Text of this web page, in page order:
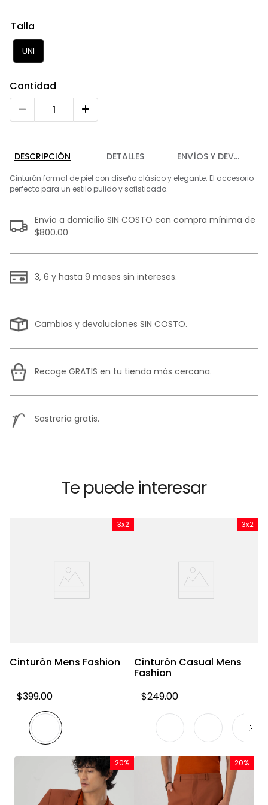
Talla
UNI
Cantidad
DESCRIPCIÓN DETALLES ENVÍOS Y
Cinturón formal de piel con diseño clásico y elegante. El accesorio
perfecto para un estilo pulido y sofisticado.
Envío a domicilio SIN COSTO con compra mínima de
$800.00
3, 6 y hasta 9 meses sin intereses.
Cambios y devoluciones SIN COSTO.
Recoge GRATIS en tu tienda más cercana.
Sastrería gratis.
Te puede interesar
3x2
Cinturòn Mens Fashion
$399.00
3x2
Cinturón Casual Mens
Fashion
$249.00
20% 20%
10. abrigo